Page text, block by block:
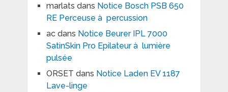
marlats dans Notice Bosch PSB 650
RE Perceuse à percussion
acdans Notice Beurer IPL 7000
SatinSkin Pro Epilateur à lumière
pulsée
ORSET dans Notice Laden EV 1187
Lave-linge